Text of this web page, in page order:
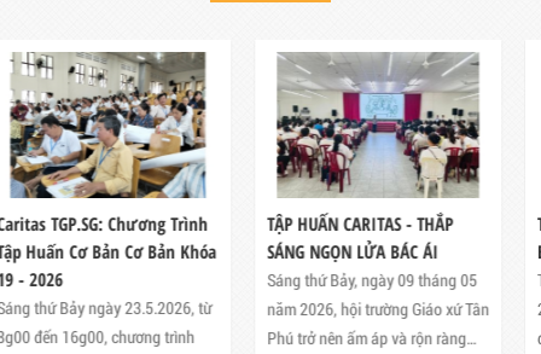
TẬP HUẤN CARITAS - THẮP
SÁNG NGỌN LỬA BÁC ÁI
Sáng thứ Bảy, ngày 09 tháng 05
năm 2026, hội trường Giáo xứ Tân
Phú trở nên ấm áp và rộn ràng
TẬP HUẤN NHÂN VIÊN VP VÀ
BLK CARITAS
Thứ năm ngày 19 tháng 9 năm
2024, tại hội trường TGM Sài Gòn
đã có buổi tập huấn dành cho